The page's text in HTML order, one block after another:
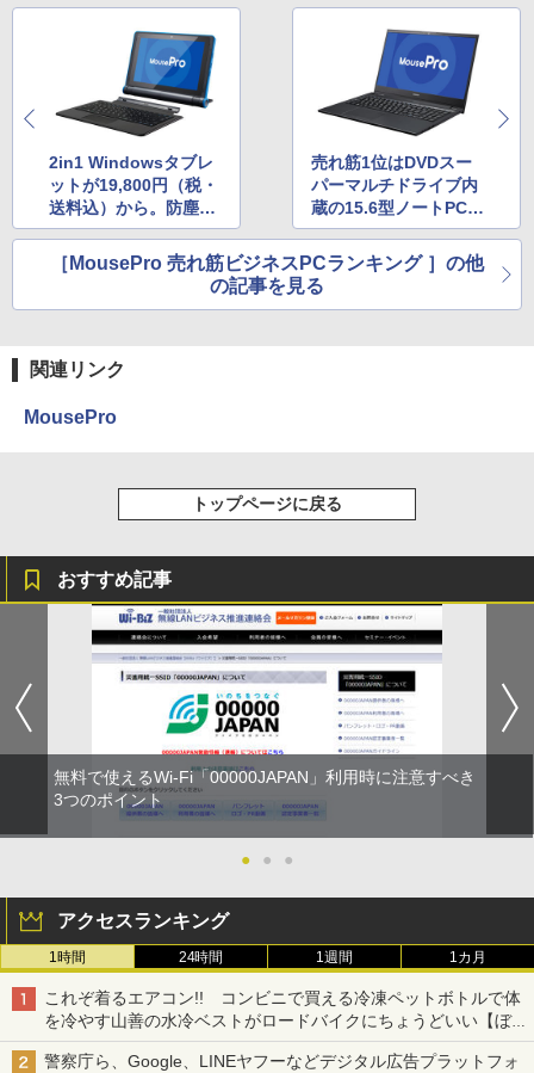
2in1 Windowsタブレ
ットが19,800円（税・
送料込）から。防塵・
防滴・GIGAスクール
構想対応のMousePro
「P101シリーズ」
売れ筋1位はDVDスー
パーマルチドライブ内
蔵の15.6型ノートPC、
MousePro「NB5シリ
ーズ」
［MousePro 売れ筋ビジネスPCランキング ］の他
の記事を見る
関連リンク
MousePro
トップページに戻る
おすすめ記事
無料で使えるWi-Fi「00000JAPAN」利用時に注意すべき
3つのポイント
● ● ●
アクセスランキング
1時間 24時間 1週間 1カ月
これぞ着るエアコン!! コンビニで買える冷凍ペットボトルで体
を冷やす山善の水冷ベストがロードバイクにちょうどいい【ぼっ
ち・ざ・ろーど！その14】【空いた時間でなにしてる？】
警察庁ら、Google、LINEヤフーなどデジタル広告プラットフォ